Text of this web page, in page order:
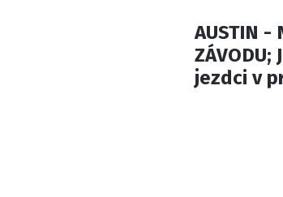
AUSTIN -
jezdci v